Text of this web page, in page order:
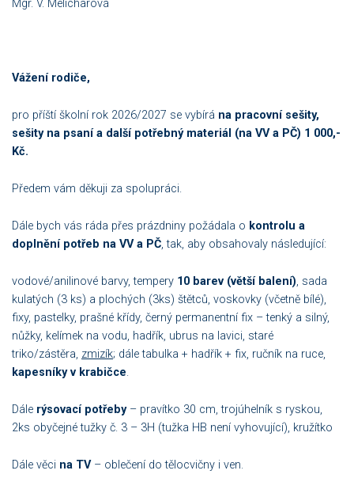
Mgr. V. Melicharová
Vážení rodiče,
pro příští školní rok 2026/2027 se vybírá na pracovní sešity,
sešity na psaní a další potřebný materiál (na VV a PČ) 1 000,-
Kč.
Předem vám děkuji za spolupráci.
Dále bych vás ráda přes prázdniny požádala o kontrolu a
doplnění potřeb na VV a PČ, tak, aby obsahovaly následující:
vodové/anilinové barvy, tempery 10 barev (větší balení), sada
kulatých (3 ks) a plochých (3ks) štětců, voskovky (včetně bílé),
fixy, pastelky, prašné křídy, černý permanentní fix – tenký a silný,
nůžky, kelímek na vodu, hadřík, ubrus na lavici, staré
triko/zástěra, zmizík; dále tabulka + hadřík + fix, ručník na ruce,
kapesníky v krabičce.
Dále rýsovací potřeby– pravítko 30 cm, trojúhelník s ryskou,
2ks obyčejné tužky č. 3 – 3H (tužka HB není vyhovující), kružítko
Dále věci na TV– oblečení do tělocvičny i ven.